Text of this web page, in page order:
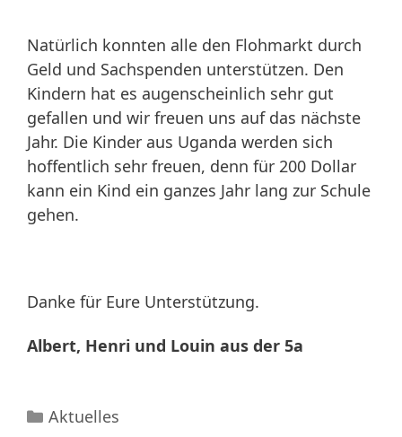
Natürlich konnten alle den Flohmarkt durch
Geld und Sachspenden unterstützen. Den
Kindern hat es augenscheinlich sehr gut
gefallen und wir freuen uns auf das nächste
Jahr. Die Kinder aus Uganda werden sich
hoffentlich sehr freuen, denn für 200 Dollar
kann ein Kind ein ganzes Jahr lang zur Schule
gehen.
Danke für Eure Unterstützung.
Albert, Henri und Louin aus der 5a
Kategorien
Aktuelles